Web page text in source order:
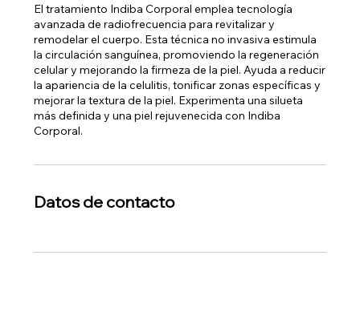
El tratamiento Indiba Corporal emplea tecnología
avanzada de radiofrecuencia para revitalizar y
remodelar el cuerpo. Esta técnica no invasiva estimula
la circulación sanguínea, promoviendo la regeneración
celular y mejorando la firmeza de la piel. Ayuda a reducir
la apariencia de la celulitis, tonificar zonas específicas y
mejorar la textura de la piel. Experimenta una silueta
más definida y una piel rejuvenecida con Indiba
Corporal.
Datos de contacto